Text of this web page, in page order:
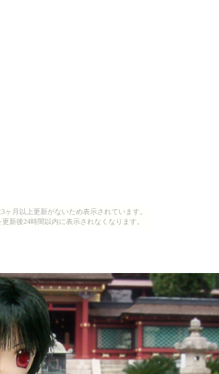
ヶ月以上更新がないため表示されています。
新後24時間以内に表示されなくなります。